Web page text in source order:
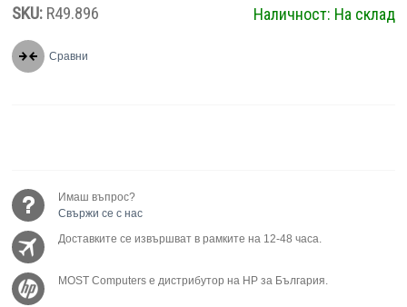
SKU: R49.896 Наличност: На склад
Сравни
Имаш въпрос?
Свържи се с нас
Доставките се извършват в рамките на 12-48 часа.
MOST Computers е дистрибутор на HP за България.